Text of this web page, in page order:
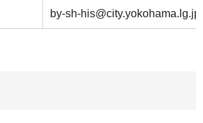
by-sh-his@city.yokohama.lg.jp